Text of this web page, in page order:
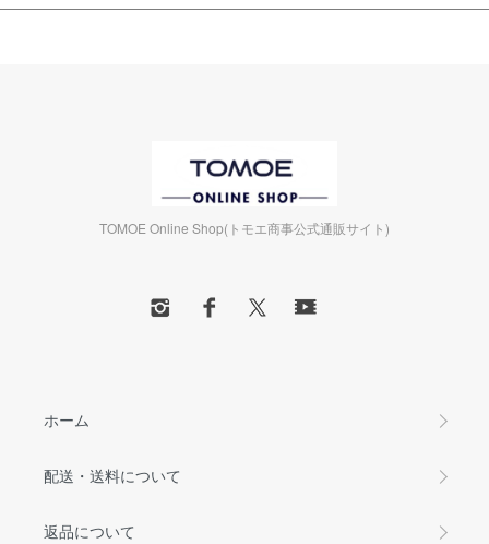
TOMOE Online Shop(トモエ商事公式通販サイト)
ホーム
配送・送料について
返品について